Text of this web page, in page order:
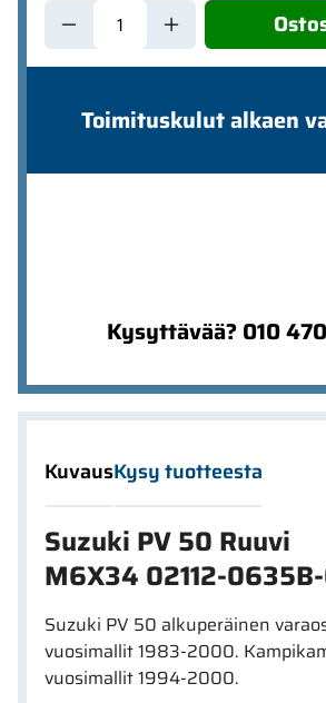
Toimituskulut alkaen
Kysyttävää? 010
KuvausKysy tuotteesta
Suzuki PV 50 Ruuvi
M6X34 02112-
Suzuki PV 50 alkuperäinen
vuosimallit 1983-2000.
vuosimallit 1994-2000.